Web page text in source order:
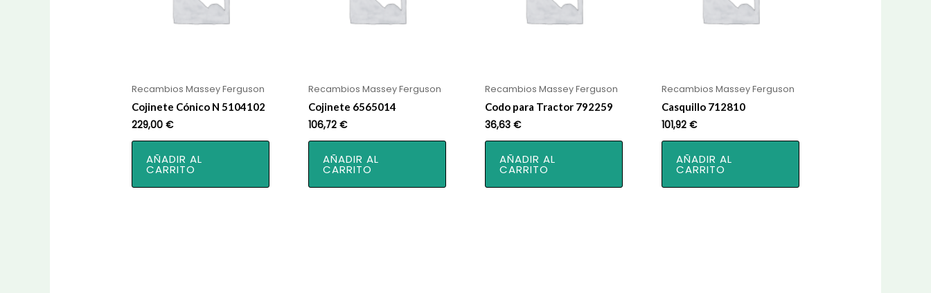
Recambios Massey Ferguson
Cojinete Cónico N 5104102
229,00€
AÑADIR AL
CARRITO
Recambios Massey Ferguson
Cojinete 6565014
106,72€
AÑADIR AL
CARRITO
Recambios Massey Ferguson
Codo para Tractor 792259
36,63 €
AÑADIR AL
CARRITO
Recambios Massey Ferguson
Casquillo 712810
101,92 €
AÑADIR AL
CARRITO